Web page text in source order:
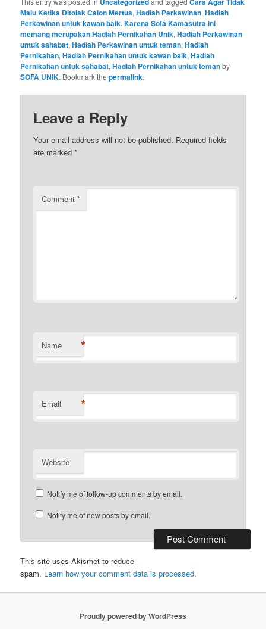
d
o
w
)
n
d
o
w
)
Malu Ketika Ditolak Calon Mertua,Hadiah Perkawinan,Hadiah
Perkawinan untuk kawan baik. Karena Sofa Kamasutra ini
memang merupakan Hadiah Pernikahan Unik,Hadiah Perkawinan
untuk sahabat,Hadiah Perkawinan untuk teman,Hadiah
Pernikahan,Hadiah Pernikahan untuk kawan baik,Hadiah
Pernikahan untuk sahabat,Hadiah Pernikahan untuk temanby
SOFA UNIK. Bookmark thepermalink.
Leave a Reply
Your email address will not be published. Required fields
are marked*
Comment*
Name *
Email *
Website
Notify me of follow-up comments by email.
Notify me of new posts by email.
This site uses Akismet to reduce
spam. Learn how your comment data is processed.
Proudly powered by WordPress